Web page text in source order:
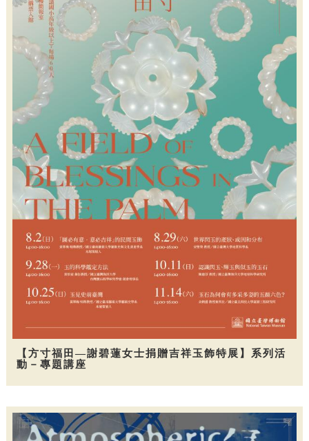
【方寸福田—謝碧蓮女士捐贈吉祥玉飾特展】系列活
動－專題講座